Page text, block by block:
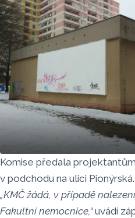
Zdroj: Olomoucký Report
Komise předala
v podchodu na ulici
„KMČ žádá, v případě
Fakultní nemocnice,“uvádí